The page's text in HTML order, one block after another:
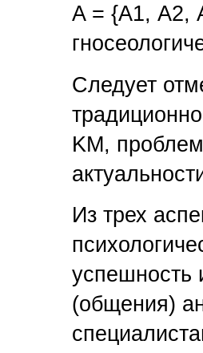
A = {A1, А2,
Следует
KM,
Из трех
успешность
(общения)